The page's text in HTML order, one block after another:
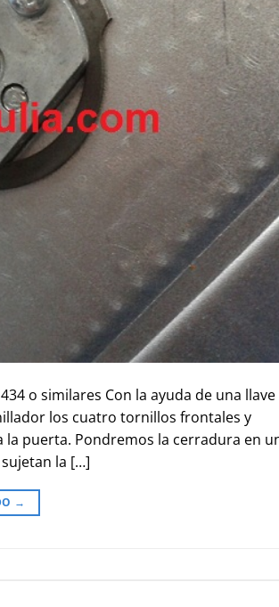
o similares Con la ayuda de una llave
los cuatro tornillos frontales y
puerta. Pondremos la cerradura en
la […]
→